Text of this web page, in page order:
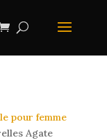
pour femme
Agate